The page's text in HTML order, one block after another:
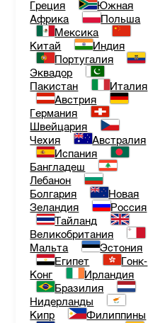
Греция
Южная
Африка
Польша
Мексика
Китай
Индия
Португалия
Эквадор
Пакистан
Италия
Австрия
Германия
Швейцария
Чехия
Австралия
Испания
Бангладеш
Лебанон
Болгария
Новая
Зеландия
Россия
Тайланд
Великобритания
Мальта
Эстония
Египет
Гонк-
Конг
Ирландия
Бразилия
Нидерланды
Кипр
Филиппины